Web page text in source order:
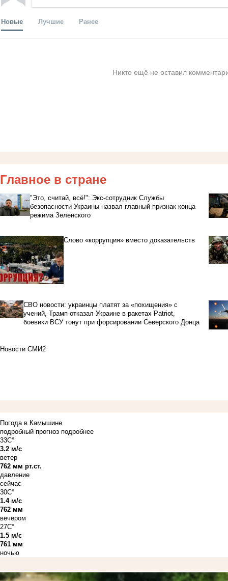
Новые Лучшие Ранее
Никто ещё не оставил
Главное в стране
"Это, считай, всё!": Экс-сотрудник Службы
безопасности Украины назвал главный признак конца
режима Зеленского
Слово «коррупция» вместо доказательств
СВО новости: украинцы платят за «похищения» с
учений, Трамп отказал Украине в ракетах Patriot,
боевики ВСУ тонут при форсировании Северского Донца
Новости СМИ2
Погода в Камышине
подробный прогноз подробнее
33C°
3.2 м/с
ветер
762 мм рт.ст.
давление
сейчас
30C°
1.4 м/с
762 мм
вечером
27C°
1.5 м/с
761 мм
ночью